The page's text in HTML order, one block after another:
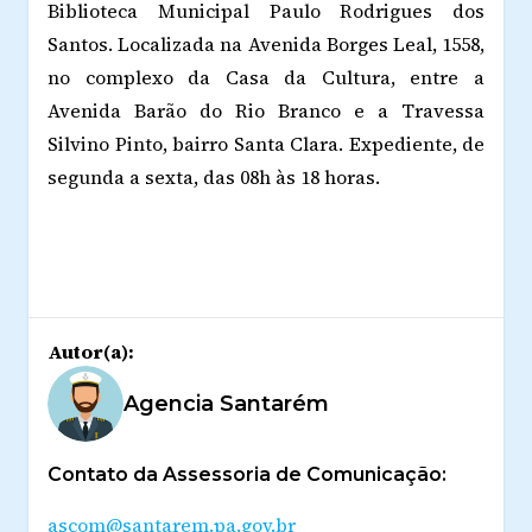
Biblioteca Municipal Paulo Rodrigues dos
Santos. Localizada na Avenida Borges Leal, 1558,
no complexo da Casa da Cultura, entre a
Avenida Barão do Rio Branco e a Travessa
Silvino Pinto, bairro Santa Clara. Expediente, de
segunda a sexta, das 08h às 18 horas.
Autor(a):
Agencia Santarém
Contato da Assessoria de Comunicação:
ascom@santarem.pa.gov.br